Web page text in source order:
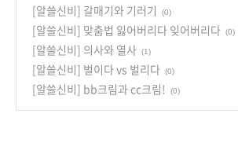
[알쓸신비] 갈매기와 기러기
(0)
[알쓸신비] 맞춤법 잃어버리다 잊어버리다 (0)
[알쓸신비] 의사와 열사 (1)
[알쓸신비] 벌이다 vs 벌리다 (0)
[알쓸신비] bb크림과 cc크림! (0)